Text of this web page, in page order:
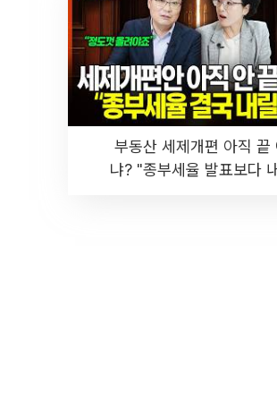
부동산 세제개편 아직 끝
냐? "종부세율 발표보다